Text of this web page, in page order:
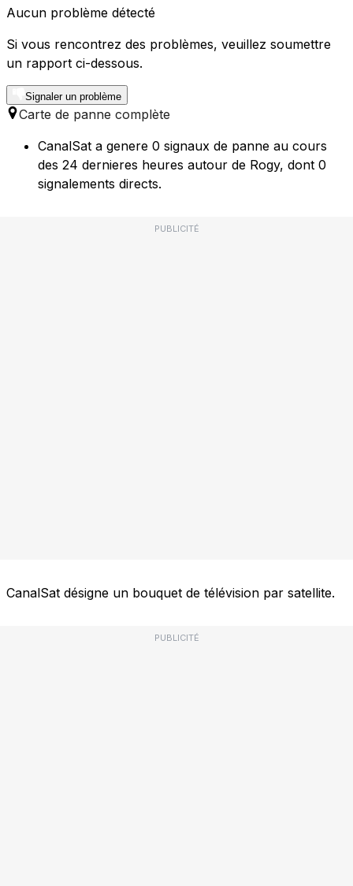
Aucun problème détecté
Si vous rencontrez des problèmes, veuillez soumettre
un rapport ci-dessous.
Signaler un problème
Carte de panne complète
CanalSat a genere 0 signaux de panne au cours
des 24 dernieres heures autour de Rogy, dont 0
signalements directs.
PUBLICITÉ
CanalSat désigne un bouquet de télévision par satellite.
PUBLICITÉ